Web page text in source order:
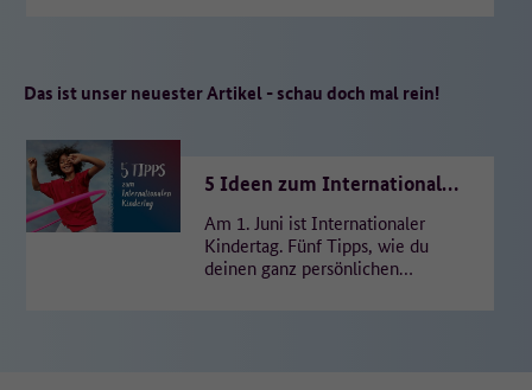
Das ist unser neuester Artikel - schau doch mal rein!
5 Ideen zum Internationalen
Am 1. Juni ist Internationaler
Kindertag. Fünf Tipps, wie du
deinen ganz persönlichen